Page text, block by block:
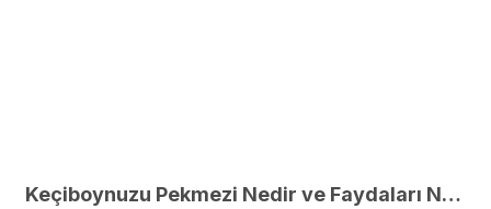
Keçiboynuzu Pekmezi Nedir ve Faydaları Nelerdir?